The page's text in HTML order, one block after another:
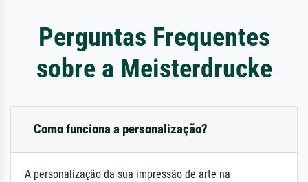
Perguntas Frequentes
sobre a Meisterdrucke
Como funciona a personalização?
A personalização da sua impressão de arte na